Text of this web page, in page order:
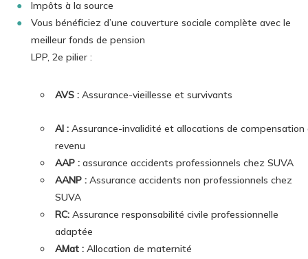
Impôts à la source
Vous bénéficiez d’une couverture sociale complète avec le
meilleur fonds de pension
LPP, 2e pilier :
AVS : Assurance-vieillesse et survivants
AI : Assurance-invalidité et allocations de compensation
revenu
AAP : assurance accidents professionnels chez SUVA
AANP : Assurance accidents non professionnels chez
SUVA
RC: Assurance responsabilité civile professionnelle
adaptée
AMat : Allocation de maternité